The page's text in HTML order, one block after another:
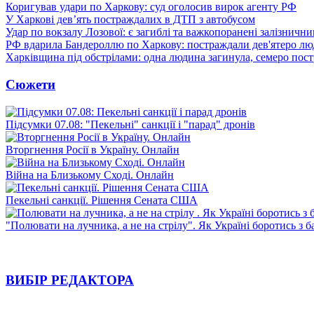
Коригував удари по Харкову: суд оголосив вирок агенту РФ
У Харкові дев’ять постраждалих в ДТП з автобусом
Удар по вокзалу Лозової: є загиблі та важкопоранені
РФ вдарила Бандероллю по Харкову: постраждали дев'ятеро
Харківщина під обстрілами: одна людина загинула, семеро
Сюжети
Підсумки 07.08: "Пекельні" санкції і "парад" дронів
Вторгнення Росії в Україну. Онлайн
Війна на Близькому Сході. Онлайн
Пекельні санкції. Рішення Сената США
"Полювати на лучника, а не на стрілу". Як Україні боротись з
ВИБІР РЕДАКТОРА